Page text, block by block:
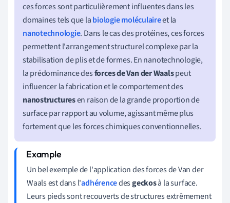
ces forces sont particulièrement influentes dans les
domaines tels que labiologie moléculaireet la
nanotechnologie. Dans le cas des protéines, ces forces
permettent l'arrangement structurel complexe par la
stabilisation de plis et de formes. En nanotechnologie,
la prédominance desforces de Van der Waalspeut
influencer la fabrication et le comportement des
nanostructuresen raison de la grande proportion de
surface par rapport au volume, agissant même plus
fortement que les forces chimiques conventionnelles.
Un bel exemple de l'application des forces de Van der
Waals est dans l'adhérencedesgeckosà la surface.
Leurs pieds sont recouverts de structures extrêmement